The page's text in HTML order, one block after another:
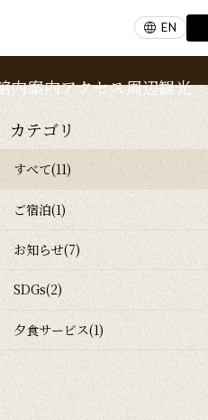
EN
内案内アクセス周辺観光
カテゴリ
すべて(11)
ご宿泊(1)
お知らせ(7)
SDGs(2)
夕食サービス(1)